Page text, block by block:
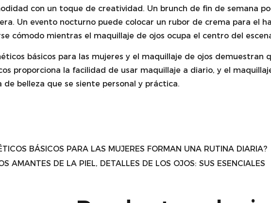
con un toque de creatividad. Un brunch de fin de semana
Un evento nocturno puede colocar un rubor de crema para el
cómodo mientras el maquillaje de ojos ocupa el centro del
básicos para las mujeres y el maquillaje de ojos
proporciona la facilidad de usar maquillaje a diario, y el
de belleza que se siente personal y práctica.
BÁSICOS PARA LAS MUJERES FORMAN UNA RUTINA DIARIA?
AMANTES DE LA PIEL, DETALLES DE LOS OJOS: SUS ESENCIALES